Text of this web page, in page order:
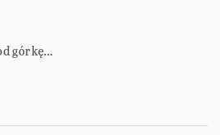
górkę…